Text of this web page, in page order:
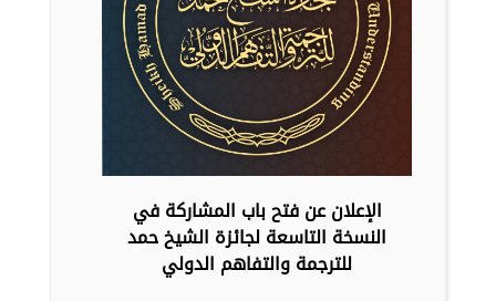
الإعلان عن فتح باب المشاركة في
النسخة التاسعة لجائزة الشيخ حمد
للترجمة والتفاهم الدولي